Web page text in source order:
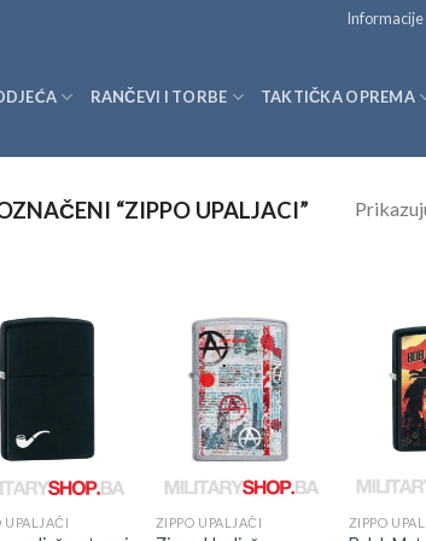
Informacije
RANČEVI I TORBE TAKTIČKA OPREMA
“ZIPPO UPALJACI”
UPALJAČI ZIPPO UPALJAČI ZIPPO